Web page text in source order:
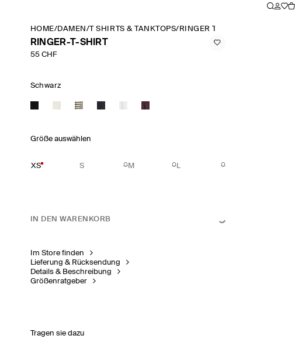
HOME/DAMEN /T SHIRTS & TANKTOPS/ RINGER T SHIRT
RINGER-T-SHIRT
55 CHF
Schwarz
Größe auswählen
XS S M L
IN DEN WARENKORB
Im Store finden
Lieferung & Rücksendung
Details & Beschreibung
Größenratgeber
Tragen sie dazu